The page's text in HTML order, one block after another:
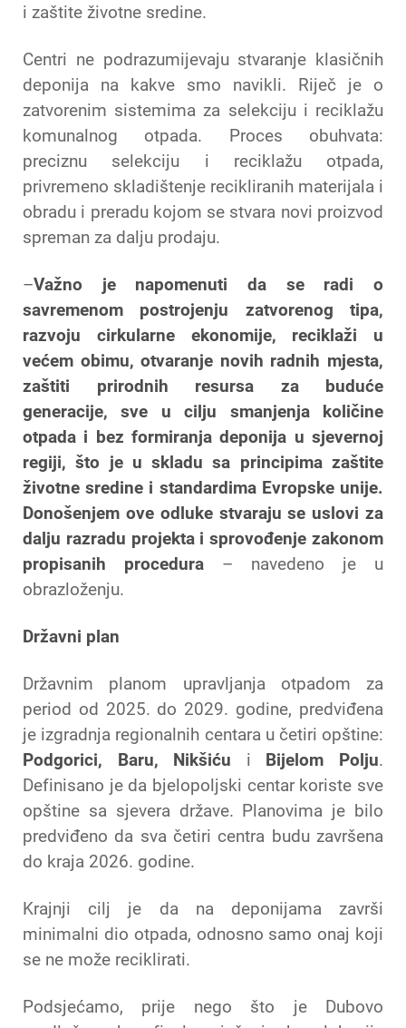
i zaštite životne sredine.
Centri ne podrazumijevaju stvaranje klasičnih
deponija na kakve smo navikli. Riječ je o
zatvorenim sistemima za selekciju i reciklažu
komunalnog otpada. Proces obuhvata:
preciznu selekciju i reciklažu otpada,
privremeno skladištenje recikliranih materijala i
obradu i preradu kojom se stvara novi proizvod
spreman za dalju prodaju.
–Važno je napomenuti da se radi o
savremenom postrojenju zatvorenog tipa,
razvoju cirkularne ekonomije, reciklaži u
većem obimu, otvaranje novih radnih mjesta,
zaštiti prirodnih resursa za buduće
generacije, sve u cilju smanjenja količine
otpada i bez formiranja deponija u sjevernoj
regiji, što je u skladu sa principima zaštite
životne sredine i standardima Evropske unije.
Donošenjem ove odluke stvaraju se uslovi za
dalju razradu projekta i sprovođenje zakonom
propisanih procedura – navedeno je u
obrazloženju.
Državni plan
Državnim planom upravljanja otpadom za
period od 2025. do 2029. godine, predviđena
je izgradnja regionalnih centara u četiri opštine:
Podgorici, Baru, Nikšiću i Bijelom Polju.
Definisano je da bjelopoljski centar koriste sve
opštine sa sjevera države. Planovima je bilo
predviđeno da sva četiri centra budu završena
do kraja 2026. godine.
Krajnji cilj je da na deponijama završi
minimalni dio otpada, odnosno samo onaj koji
se ne može reciklirati.
Podsjećamo, prije nego što je Dubovo